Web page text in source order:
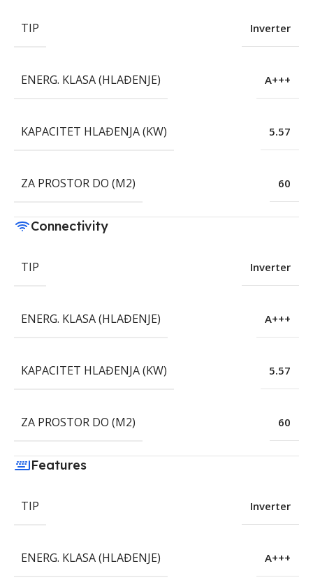
TIP Inverter
ENERG. KLASA (HLAĐENJE) A+++
KAPACITET HLAĐENJA (KW) 5.57
ZA PROSTOR DO (M2) 60
Connectivity
TIP Inverter
ENERG. KLASA (HLAĐENJE) A+++
KAPACITET HLAĐENJA (KW) 5.57
ZA PROSTOR DO (M2) 60
Features
TIP Inverter
ENERG. KLASA (HLAĐENJE) A+++